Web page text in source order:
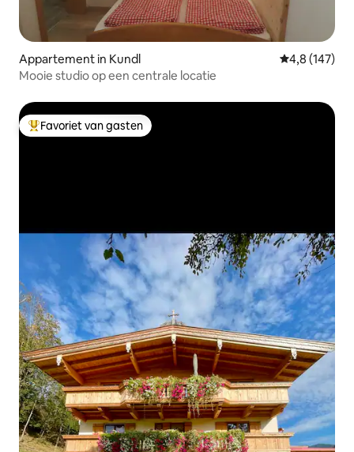
Appartement in Kundl Gemiddelde
4,8 (147)
Mooie studio op een centrale locatie
Topfavoriet van gasten
Favoriet van gasten